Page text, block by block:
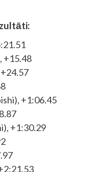
+15.48
+1:06.45
+1:30.29